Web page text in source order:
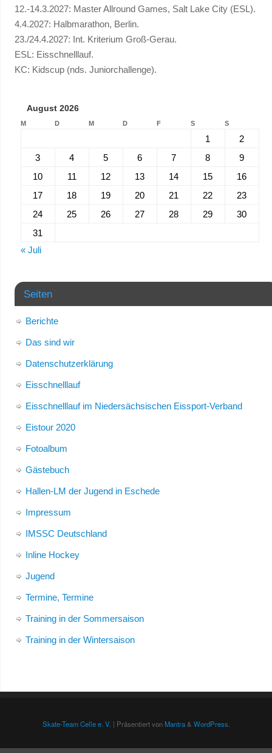
12.-14.3.2027: Master Allround Games, Salt Lake City (ESL).
4.4.2027: Halbmarathon, Berlin.
23./24.4.2027: Int. Kriterium Groß-Gerau.
ESL: Eisschnelllauf.
KC: Kidscup (nds. Juniorchallenge).
August 2026
M D M D F S S
1
2
3
4 5 6 7 8
9
10
11 12 13 14 15
16
17
18 19 20 21 22
23
24
25 26 27 28 29
30
31
« Juli
Seiten
Berichte
Das sind wir
Datenschutzerklärung
Eisschnelllauf
Eisschnelllauf im Niedersächsischen Eissport-Verband
Eistour 2020
Fotoalbum
Gästebuch
Hallen-LM der Jugend in Eschede
Impressum
IMSSC Deutschland
Inline Hockey
Jugend
Termine, Termine
Training in der Sommersaison
Training in der Wintersaison
Skate-Team Celle e. V. | Präsentiert vonMantra& WordPress.